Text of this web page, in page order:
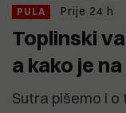
PULA Prije 24 h
Toplinski
a kako je
Sutra pišemo i o